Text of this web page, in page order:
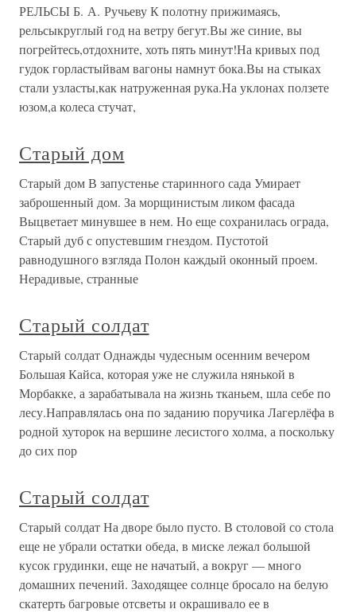
РЕЛЬСЫ Б. А. Ручьеву К полотну прижимаясь,
рельсыкруглый год на ветру бегут.Вы же синие, вы
погрейтесь,отдохните, хоть пять минут!На кривых под
гудок горластыйвам вагоны намнут бока.Вы на стыках
стали узласты,как натруженная рука.На уклонах ползете
юзом,а колеса стучат,
Старый дом
Старый дом В запустенье старинного сада Умирает
заброшенный дом. За морщинистым ликом фасада
Выцветает минувшее в нем. Но еще сохранилась ограда,
Старый дуб с опустевшим гнездом. Пустотой
равнодушного взгляда Полон каждый оконный проем.
Нерадивые, странные
Старый солдат
Старый солдат Однажды чудесным осенним вечером
Большая Кайса, которая уже не служила нянькой в
Морбакке, а зарабатывала на жизнь тканьем, шла себе по
лесу.Направлялась она по заданию поручика Лагерлёфа в
родной хуторок на вершине лесистого холма, а поскольку
до сих пор
Старый солдат
Старый солдат На дворе было пусто. В столовой со стола
еще не убрали остатки обеда, в миске лежал большой
кусок грудинки, еще не начатый, а вокруг — много
домашних печений. Заходящее солнце бросало на белую
скатерть багровые отсветы и окрашивало ее в